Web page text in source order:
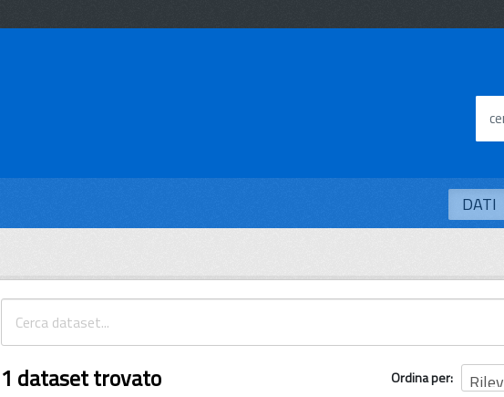
DATI
Ordina per
1 dataset trovato